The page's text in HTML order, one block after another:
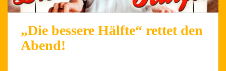
„Die bessere Hälfte“ rettet den
Abend!